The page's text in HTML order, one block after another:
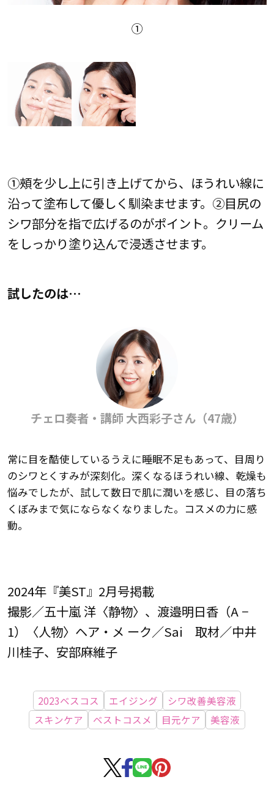
①
①頰を少し上に引き上げてから、ほうれい線に
沿って塗布して優しく馴染ませます。②目尻の
シワ部分を指で広げるのがポイント。クリーム
をしっかり塗り込んで浸透させます。
試したのは…
チェロ奏者・講師 大西彩子さん（47歳）
常に目を酷使しているうえに睡眠不足もあって、目周り
のシワとくすみが深刻化。深くなるほうれい線、乾燥も
悩みでしたが、試して数日で肌に潤いを感じ、目の落ち
くぼみまで気にならなくなりました。コスメの力に感
動。
2024年『美ST』2月号掲載
撮影／五十嵐 洋〈静物〉、渡邉明日香（A −
1）〈人物〉ヘア・メ ーク／Sai 取材／中井
川桂子、安部麻維子
2023ベスコス エイジング
シワ改善美容液
スキンケア
ベストコスメ 目元ケア 美容液